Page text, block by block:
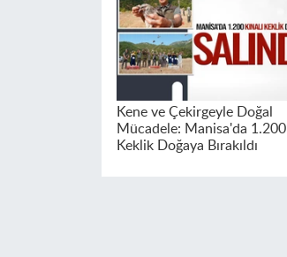
Kene ve Çekirgeyle Doğal
Mücadele: Manisa'da 1.200
Keklik Doğaya Bırakıldı